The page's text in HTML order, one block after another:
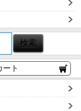
ート